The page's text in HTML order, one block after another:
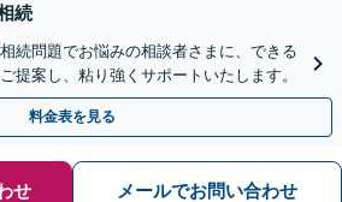
続
続問題でお悩みの相談者さまに、できる
提案し、粘り強くサポートいたします。
料金表を見る
せ メールでお問い合わせ